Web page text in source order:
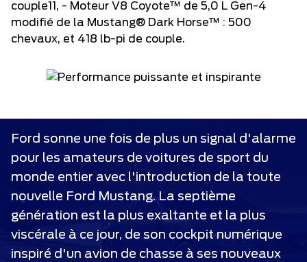
couple11, - Moteur V8 Coyote™ de 5,0 L Gen-4
modifié de la Mustang® Dark Horse™ : 500
chevaux, et 418 lb-pi de couple.
Ford sonne une fois de plus un signal d'alarme
pour les amateurs de voitures de sport du
monde entier avec l'introduction de la toute
nouvelle Ford Mustang. La septième
génération est la plus exaltante et la plus
viscérale à ce jour, de son cockpit numérique
inspiré d'un avion de chasse à ses nouveaux